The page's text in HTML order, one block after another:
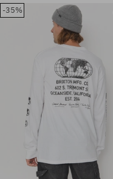
-35%